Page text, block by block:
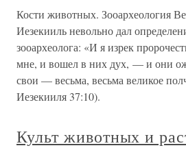
Кости животных. Зооархеология
Иезекииль невольно дал
зооархеолога: «И я изрек
мне, и вошел в них дух, — и они
свои — весьма, весьма великое
Иезекииля 37:10).
Культ животных и